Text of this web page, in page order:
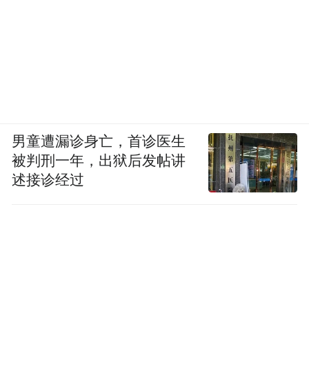
男童遭漏诊身亡，首诊医生
被判刑一年，出狱后发帖讲
述接诊经过